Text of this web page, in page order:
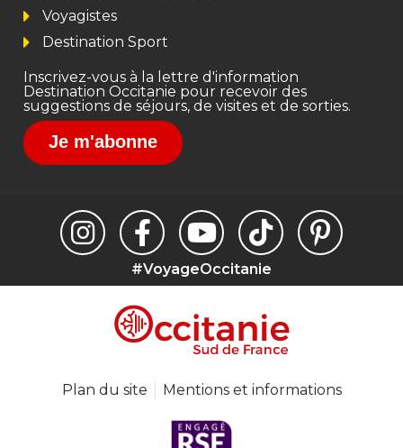
Voyagistes
Destination Sport
Inscrivez-vous à la lettre d'information
Destination Occitanie pour recevoir des
suggestions de séjours, de visites et de sorties.
Je m'abonne
#VoyageOccitanie
Plan du site Mentions et informations